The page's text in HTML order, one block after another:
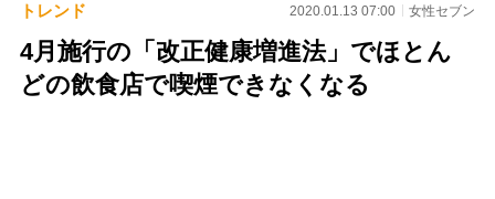
トレンド 2020.01.13 07:00 女性セブン
4月施行の「改正健康増進法」でほとん
どの飲食店で喫煙できなくなる